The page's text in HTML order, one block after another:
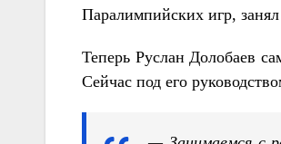
Паралимпийских игр,
Теперь Руслан Долобаев
Сейчас под его